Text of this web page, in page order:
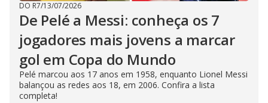
DO R7/13/07/2026
De Pelé a Messi: conheça os 7
jogadores mais jovens a marcar
gol em Copa do Mundo
Pelé marcou aos 17 anos em 1958, enquanto Lionel Messi
balançou as redes aos 18, em 2006. Confira a lista
completa!